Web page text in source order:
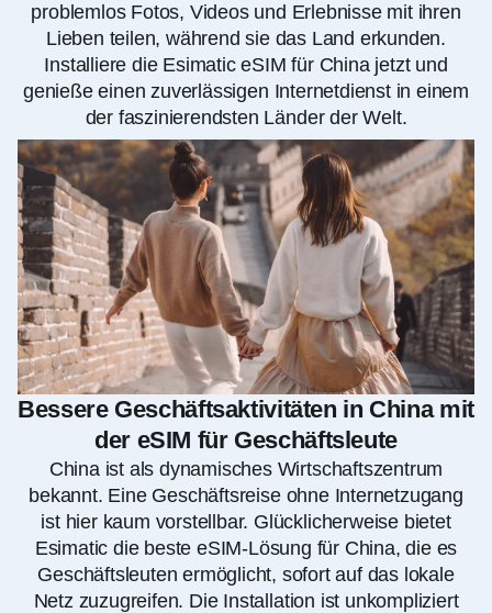
problemlos Fotos, Videos und Erlebnisse mit ihren
Lieben teilen, während sie das Land erkunden.
Installiere die Esimatic eSIM für China jetzt und
genieße einen zuverlässigen Internetdienst in einem
der faszinierendsten Länder der Welt.
Bessere Geschäftsaktivitäten in China mit
der eSIM für Geschäftsleute
China ist als dynamisches Wirtschaftszentrum
bekannt. Eine Geschäftsreise ohne Internetzugang
ist hier kaum vorstellbar. Glücklicherweise bietet
Esimatic die beste eSIM-Lösung für China, die es
Geschäftsleuten ermöglicht, sofort auf das lokale
Netz zuzugreifen. Die Installation ist unkompliziert